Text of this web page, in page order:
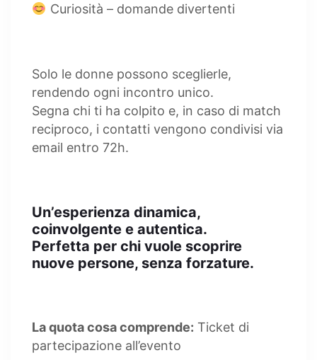
Curiosità – domande divertenti
Solo le donne possono sceglierle,
rendendo ogni incontro unico.
Segna chi ti ha colpito e, in caso di match
reciproco, i contatti vengono condivisi via
email entro 72h.
Un’esperienza dinamica,
coinvolgente e autentica.
Perfetta per chi vuole scoprire
nuove persone, senza forzature.
La quota cosa comprende: Ticket di
partecipazione all’evento